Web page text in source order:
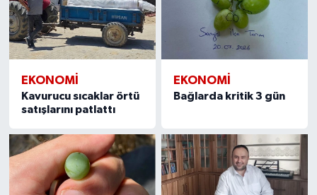
EKONOMİ
Kavurucu sıcaklar örtü
satışlarını patlattı
EKONOMİ
Bağlarda kritik 3 gün